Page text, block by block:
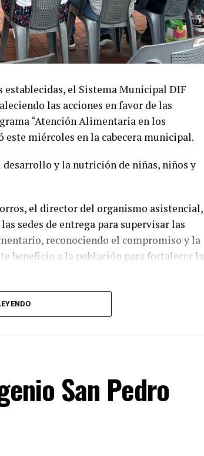
el Sistema Municipal DIF
las acciones en favor de las
“Atención Alimentaria en los
miércoles en la cabecera municipal.
y la nutrición de niñas, niños y
el director del organismo asistencial,
sedes de entrega para supervisar las
reconociendo el compromiso y la
beneficio a la población para fortalecer la
que las entregas continuarán los días
horarios y localidades que
oficiales del DIF, cuya institución
Fortín
San Pedro